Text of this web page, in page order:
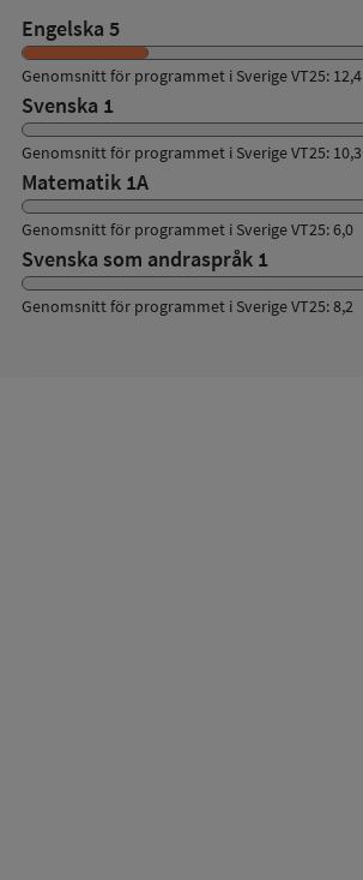
prov
Engelska 5
Genomsnitt för programmet i Sverige VT25: 12,4
Svenska 1
Genomsnitt för programmet i Sverige VT25: 10,3
Matematik 1A
Genomsnitt för programmet i Sverige VT25: 6,0
Svenska som andraspråk 1
Genomsnitt för programmet i Sverige VT25: 8,2